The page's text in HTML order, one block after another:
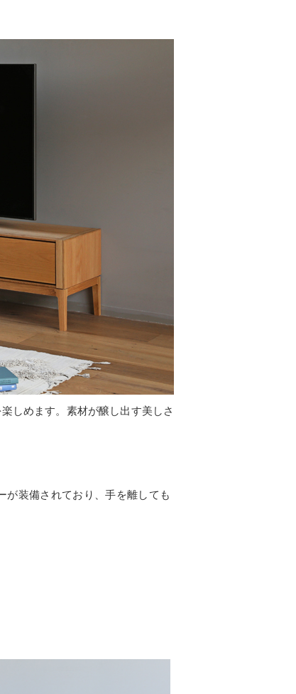
しめます。素材が醸し出す美しさ
が装備されており、手を離しても